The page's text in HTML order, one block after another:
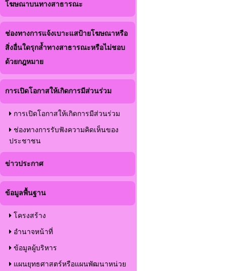
โฆษณาบนทางสาธารณะ
ช่องทางการแจ้งเบาะแสป้ายโฆษณาหรือ
สิ่งอื่นใดรุกล้ำทางสาธารณะหรือไม่ชอบ
ด้วยกฎหมาย
การเปิดโอกาสให้เกิดการมีส่วนร่วม
การเปิดโอกาสให้เกิดการมีส่วนร่วม
ช่องทางการรับฟังความคิดเห็นของ
ประชาชน
ข่าวประกาศ
ข้อมูลพื้นฐาน
โครงสร้าง
อำนาจหน้าที่
ข้อมูลผู้บริหาร
แผนยุทธศาสตร์หรือแผนพัฒนาหน่วย